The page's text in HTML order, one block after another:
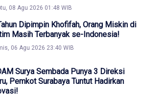
08 Agu 2026 01:48 WIB
Dipimpin Khofifah, Orang Miskin di
Masih Terbanyak se-Indonesia!
06 Agu 2026 23:40 WIB
Surya Sembada Punya 3 Direksi
Pemkot Surabaya Tuntut Hadirkan